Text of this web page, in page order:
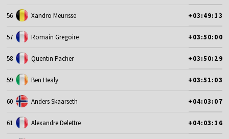
56 Xandro Meurisse +03:49:13
57 Romain Gregoire +03:50:00
58 Quentin Pacher +03:50:29
59 Ben Healy +03:51:03
60 Anders Skaarseth +04:03:07
61 Alexandre Delettre +04:03:16